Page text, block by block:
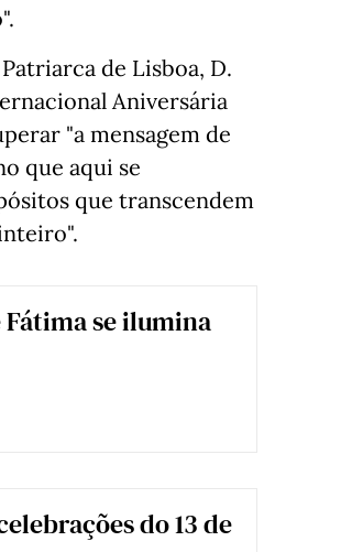
de Lisboa, D.
Aniversária
"a mensagem de
que aqui se
que transcendem
Fátima se ilumina
do 13 de